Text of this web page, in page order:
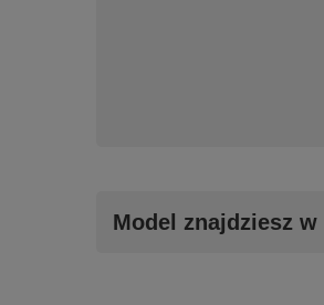
Model znajdziesz